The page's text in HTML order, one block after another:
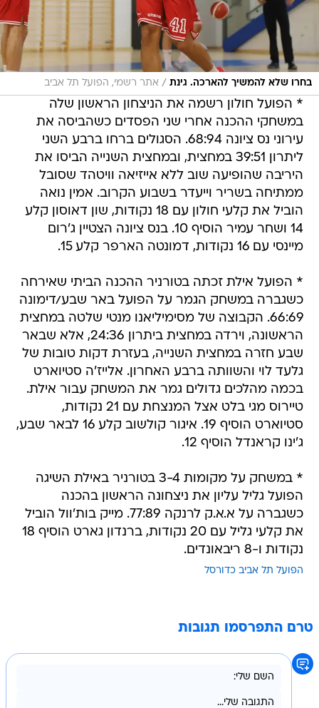
בחרו שלא להמשיך להארכה. גינת / אתר רשמי, הפועל תל אביב
* הפועל חולון רשמה את הניצחון הראשון שלה
במשחקי ההכנה אחרי שני הפסדים כשהביסה את
עירוני נס ציונה 68:94. הסגולים ברחו ברבע השני
ליתרון 39:51 במחצית, ובמחצית השנייה הביסו את
היריבה שהופיעה שוב ללא אייזיאה וויטהד שסובל
ממתיחה בשריר וייעדר בשבוע הקרוב. אמין נואה
הוביל את קלעי חולון עם 18 נקודות, שון דאוסון קלע
14 ושחר עמיר הוסיף 10. בנס ציונה הצטיין ג'רום
מיינסי עם 16 נקודות, דמונטה הארפר קלע 15.
* הפועל אילת זכתה בטורניר ההכנה הביתי שאירחה
כשגברה במשחק הגמר על הפועל באר שבע/דימונה
66:69. הקבוצה של מסימיליאנו מנטי שלטה במחצית
הראשונה, וירדה במחצית ביתרון 24:36, אלא שבאר
שבע חזרה במחצית השנייה, בעזרת דקות טובות של
גלעד לוי והשוותה ברבע האחרון. אלייז'ה סטיוארט
בכמה מהלכים גדולים גמר את המשחק עבור אילת.
טיירוס מגי בלט אצל המנצחת עם 21 נקודות,
סטיוארט הוסיף 19. איגור קולשוב קלע 16 לבאר שבע,
ג'ינו קראנדל הוסיף 12.
* במשחק על מקומות 3-4 בטורניר באילת השיגה
הפועל גליל עליון את ניצחונה הראשון בהכנה
כשגברה על א.א.ק לרנקה 77:89. מייק בות'וול הוביל
את קלעי גליל עם 20 נקודות, ברנדון גארט הוסיף 18
נקודות ו-8 ריבאונדים.
הפועל תל אביב כדורסל
טרם התפרסמו תגובות